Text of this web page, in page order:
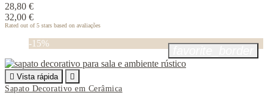
28,80 €
32,00 €
Rated out of 5 stars based on avaliações
-15%
 Vista rápida

Sapato Decorativo em Cerâmica